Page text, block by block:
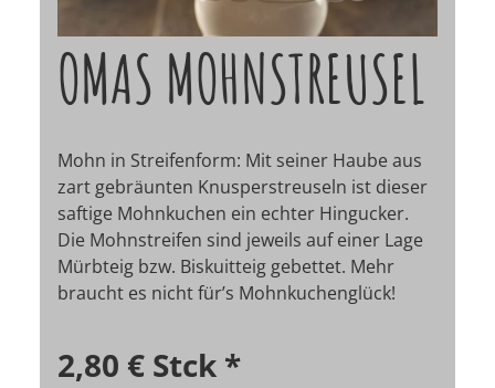
OMAS MOHNSTREUSEL
Mohn in Streifenform: Mit seiner Haube aus
zart gebräunten Knusperstreuseln ist dieser
saftige Mohnkuchen ein echter Hingucker.
Die Mohnstreifen sind jeweils auf einer Lage
Mürbteig bzw. Biskuitteig gebettet. Mehr
braucht es nicht für’s Mohnkuchenglück!
2,80 € Stck *